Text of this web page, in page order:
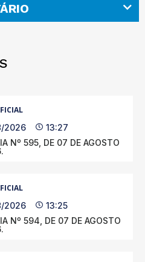
2026
13:27
Nº 595, DE 07 DE AGOSTO
2026
13:25
Nº 594, DE 07 DE AGOSTO